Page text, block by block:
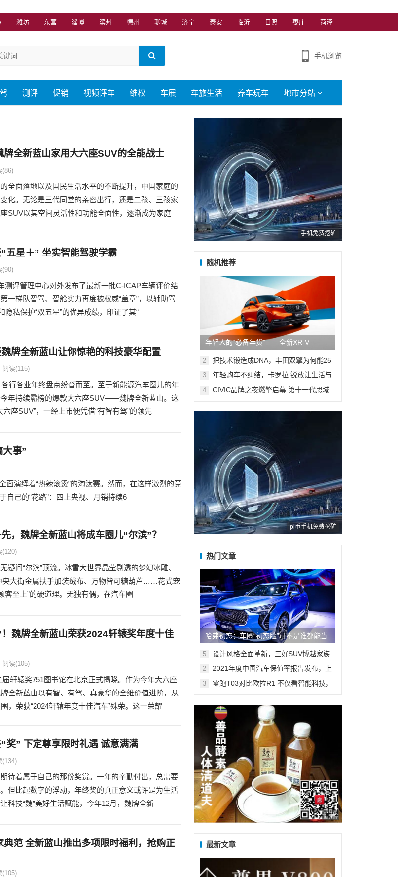
潍坊 东营 淄博 滨州 德州 聊城 济宁 泰安 临沂 日照 枣庄 菏泽
手机浏览
测评 促销 视频评车 维权 车展 车旅生活 养车玩车 地市分站
牌全新蓝山家用大六座SUV的全能战士
(86)
全面落地以及国民生活水平的不断提升，中国家庭的
化。无论是三代同堂的亲密出行，还是二孩、三孩家
SUV以其空间灵活性和功能全面性，逐渐成为家庭
五星＋” 坐实智能驾驶学霸
(90)
测评管理中心对外发布了最新一批C-ICAP车辆评价结
一梯队智驾、智舱实力再度被权威“盖章”，以辅助驾
隐私保护“双五星”的优异成绩，印证了其“
牌全新蓝山让你惊艳的科技豪华配置
阅读(115)
行各业年终盘点纷沓而至。至于新能源汽车圈儿的年
年持续霸榜的爆款大六座SUV——魏牌全新蓝山。这
座SUV”，一经上市便凭借“有智有驾”的领先
事”
演绎着“热辣滚烫”的淘汰赛。然而，在这样激烈的竞
自己的“花路”：四上央视、月销持续6
，魏牌全新蓝山将成车圈儿“尔滨”？
(120)
疑问“尔滨”顶流。冰雪大世界晶莹剔透的梦幻冰雕、
央大街金属扶手加装绒布、万物皆可糖葫芦……花式宠
客至上”的硬道理。无独有偶，在汽车圈
魏牌全新蓝山荣获2024轩辕奖年度十佳
阅读(105)
届轩辕奖751图书馆在北京正式揭晓。作为今年大六座
全新蓝山以有智、有驾、真豪华的全维价值进阶，从
，荣获“2024轩辕年度十佳汽车”殊荣。这一荣耀
奖” 下定尊享限时礼遇 诚意满满
(134)
待着属于自己的那份奖赏。一年的辛勤付出，总需要
但比起数字的浮动，年终奖的真正意义或许是为生活
科技“魏”美好生活赋能，今年12月，魏牌全新
典范 全新蓝山推出多项限时福利，抢购正
(105)
手机免费挖矿
随机推荐
年轻人的“必备年货”——全新XR-V
2
把技术锻造成DNA，丰田双擎为何能25
3
年轻购车不纠结，卡罗拉 锐放让生活与
4
CIVIC品牌之夜燃擎启幕 第十一代思域
pi币手机免费挖矿
热门文章
哈弗初恋：车圈“初恋脸”可不是谁都能当
的！
5
设计风格全面革新，三好SUV博越家族
2
2021年度中国汽车保值率报告发布，上
军！
3
零跑T03对比欧拉R1 不仅看智能科技，
广告
最新文章